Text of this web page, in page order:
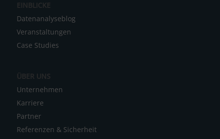
t
i
v
e
EINBLICKE
Datenanalyseblog
Veranstaltungen
Case Studies
ÜBER UNS
Unternehmen
Karriere
Partner
Referenzen & Sicherheit